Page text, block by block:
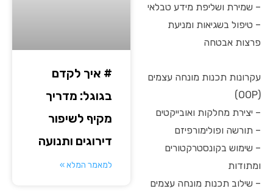
– שמירת ושליפת מידע טבלאי
– טיפול בשגיאות ומניעת
פרצות אבטחה
עקרונות תכנות מונחה עצמים
(OOP)
– יצירת מחלקות ואובייקטים
– תורשה ופולימורפיזם
– שימוש בקונסטרקטורים
ומתודות
– שילוב תכנות מונחה עצמים
# איך לקדם
בגוגל: מדריך
מקיף לשיפור
דירוגים ותנועה
למאמר המלא »